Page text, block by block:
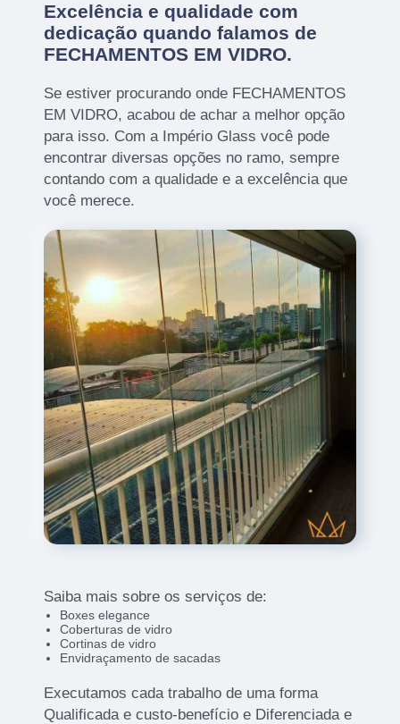
Excelência e qualidade com
dedicação quando falamos de
FECHAMENTOS EM VIDRO.
Se estiver procurando onde FECHAMENTOS
EM VIDRO, acabou de achar a melhor opção
para isso. Com a Império Glass você pode
encontrar diversas opções no ramo, sempre
contando com a qualidade e a excelência que
você merece.
Saiba mais sobre os serviços de:
Boxes elegance
Coberturas de vidro
Cortinas de vidro
Envidraçamento de sacadas
Executamos cada trabalho de uma forma
Qualificada e custo-benefício e Diferenciada e